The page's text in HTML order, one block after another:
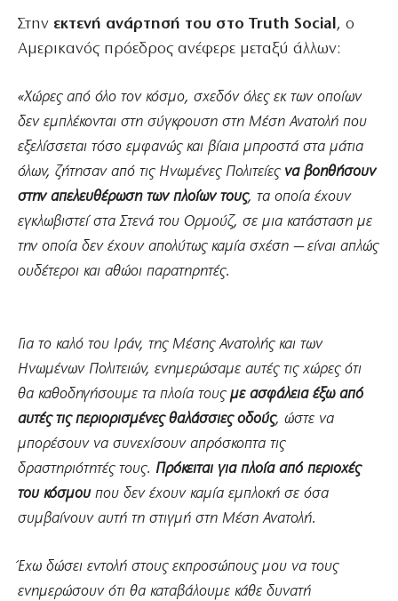
Στην εκτενή ανάρτησή του στο Truth Social, ο
Αμερικανός πρόεδρος ανέφερε μεταξύ άλλων:
«Χώρες από όλο τον κόσμο, σχεδόν όλες εκ των οποίων
δεν εμπλέκονται στη σύγκρουση στη Μέση Ανατολή που
εξελίσσεται τόσο εμφανώς και βίαια μπροστά στα μάτια
όλων, ζήτησαν από τις Ηνωμένες Πολιτείες να βοηθήσουν
στην απελευθέρωση των πλοίων τους, τα οποία έχουν
εγκλωβιστεί στα Στενά του Ορμούζ, σε μια κατάσταση με
την οποία δεν έχουν απολύτως καμία σχέση — είναι απλώς
ουδέτεροι και αθώοι παρατηρητές.
Για το καλό του Ιράν, της Μέσης Ανατολής και των
Ηνωμένων Πολιτειών, ενημερώσαμε αυτές τις χώρες ότι
θα καθοδηγήσουμε τα πλοία τους με ασφάλεια έξω από
αυτές τις περιορισμένες θαλάσσιες οδούς, ώστε να
μπορέσουν να συνεχίσουν απρόσκοπτα τις
δραστηριότητές τους. Πρόκειται για πλοία από περιοχές
του κόσμουπου δεν έχουν καμία εμπλοκή σε όσα
συμβαίνουν αυτή τη στιγμή στη Μέση Ανατολή.
Έχω δώσει εντολή στους εκπροσώπους μου να τους
ενημερώσουν ότι θα καταβάλουμε κάθε δυνατή